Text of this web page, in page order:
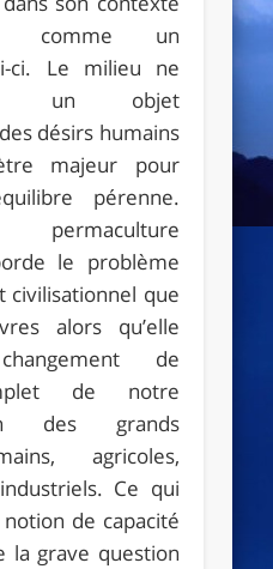
comme un
ci. Le milieu ne
un objet
désirs humains
majeur pour
pérenne.
le problème
civilisationnel que
alors qu’elle
de
de notre
des grands
agricoles,
Ce qui
de capacité
la grave question